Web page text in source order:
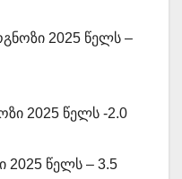
2025 წელს –
2025 წელს -2.0
2025 წელს – 3.5